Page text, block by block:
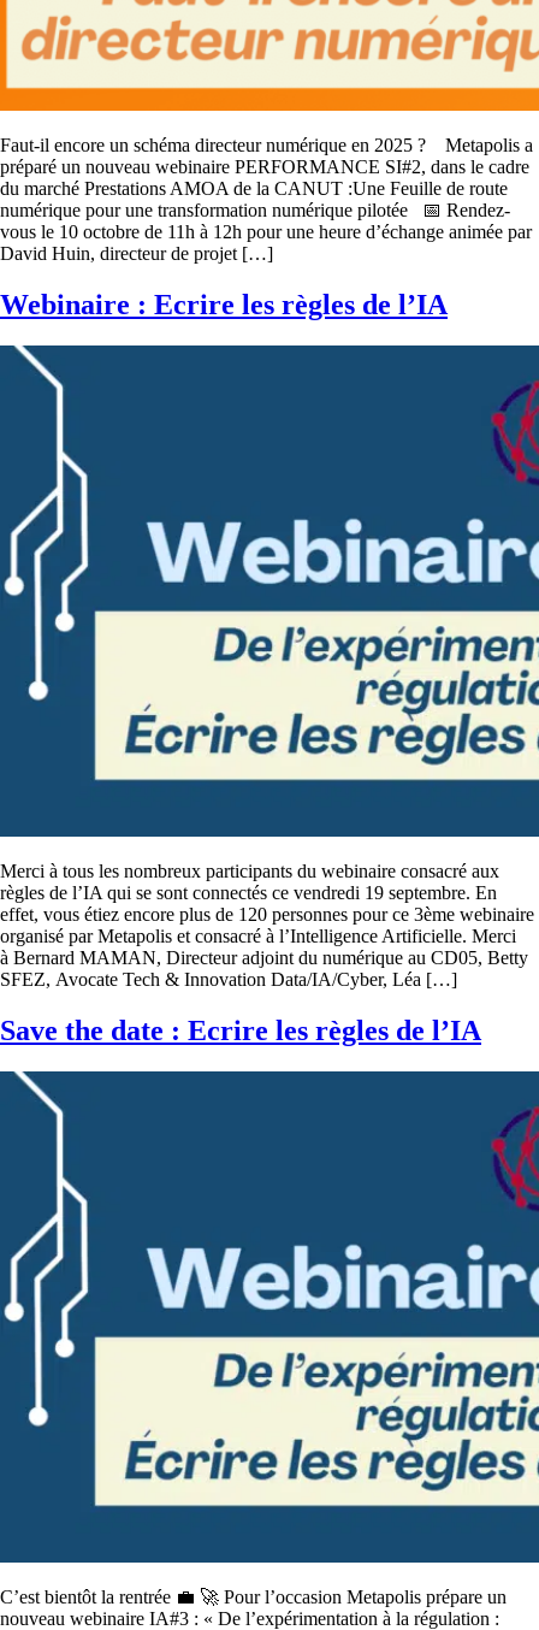
Faut-il encore un schéma directeur numérique en 2025 ? Metapolis a
préparé un nouveau webinaire PERFORMANCE SI#2, dans le cadre
du marché Prestations AMOA de la CANUT :Une Feuille de route
numérique pour une transformation numérique pilotée 📅 Rendez-
vous le 10 octobre de 11h à 12h pour une heure d’échange animée par
David Huin, directeur de projet […]
Webinaire : Ecrire les règles de l’IA
Merci à tous les nombreux participants du webinaire consacré aux
règles de l’IA qui se sont connectés ce vendredi 19 septembre. En
effet, vous étiez encore plus de 120 personnes pour ce 3ème webinaire
organisé par Metapolis et consacré à l’Intelligence Artificielle. Merci
à Bernard MAMAN, Directeur adjoint du numérique au CD05, Betty
SFEZ, Avocate Tech & Innovation Data/IA/Cyber, Léa […]
Save the date : Ecrire les règles de l’IA
C’est bientôt la rentrée 💼 🚀 Pour l’occasion Metapolis prépare un
nouveau webinaire IA#3 : « De l’expérimentation à la régulation :